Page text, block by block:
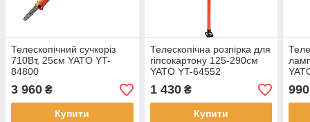
Телескопічний сучкоріз
710Вт, 25см YATO YT-
84800
3 960 ₴
Купити
Телескопічна розпірка для
гіпсокартону 125-290см
YATO YT-64552
1 430₴
Купити
990